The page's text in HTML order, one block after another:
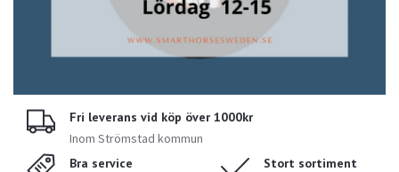
Fri leverans vid köp över 1000kr
Inom Strömstad kommun
Bra service
Stort sortiment